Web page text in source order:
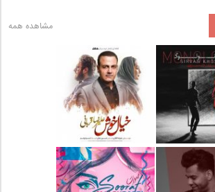
مشاهده همه
جدید سیروان
مونولوگ
دانلود آهنگ جدید علیرضا
قربانی بنام خیال خوش